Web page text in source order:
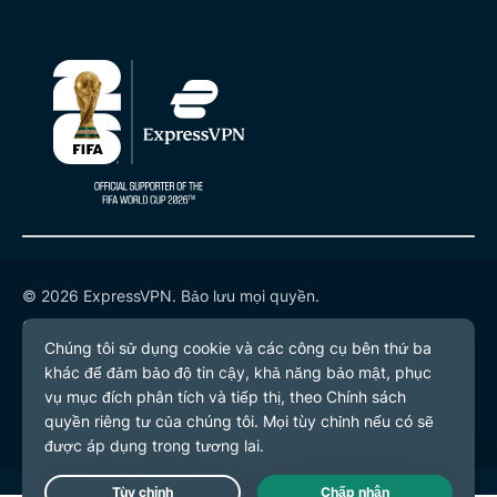
© 2026 ExpressVPN. Bảo lưu mọi quyền.
Chính sách quyền riêng tư
Điều khoản dịch vụ
Tùy chọn cookie